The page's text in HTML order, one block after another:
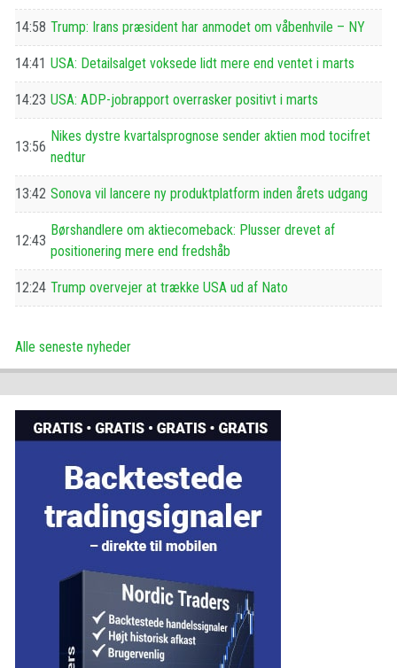
14:58 Trump: Irans præsident har anmodet om våbenhvile – NY
14:41 USA: Detailsalget voksede lidt mere end ventet i marts
14:23 USA: ADP-jobrapport overrasker positivt i marts
13:56
Nikes dystre kvartalsprognose sender aktien mod tocifret
nedtur
13:42 Sonova vil lancere ny produktplatform inden årets udgang
12:43
Børshandlere om aktiecomeback: Plusser drevet af
positionering mere end fredshåb
12:24 Trump overvejer at trække USA ud af Nato
Alle seneste nyheder